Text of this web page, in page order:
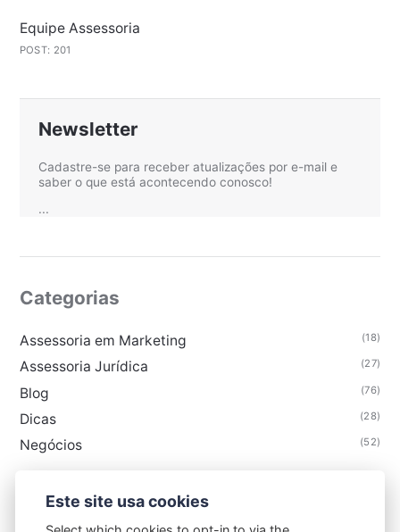
Equipe Assessoria
POST: 201
Newsletter
Cadastre-se para receber atualizações por e-mail e
saber o que está acontecendo conosco!
...
Categorias
Assessoria em Marketing (18)
Assessoria Jurídica (27)
Blog (76)
Dicas (28)
Negócios (52)
Este site usa cookies